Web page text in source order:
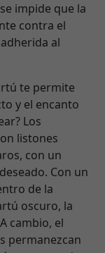
impide que la
contra el
al
te permite
y el encanto
Los
listones
con un
Con un
de la
oscuro, la
cambio, el
permanezcan